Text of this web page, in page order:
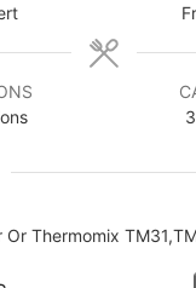
Or Thermomix